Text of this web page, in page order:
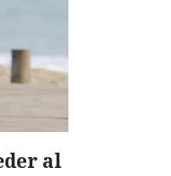
al